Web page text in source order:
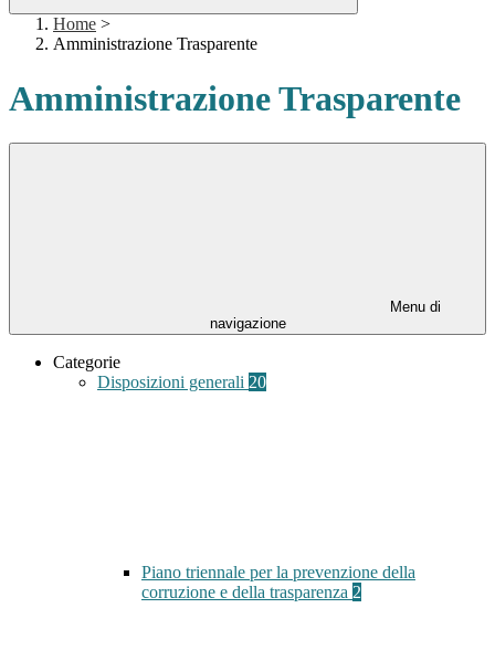
Home >
Amministrazione Trasparente
Amministrazione Trasparente
Menu di
navigazione
Categorie
Disposizioni generali 20
Piano triennale per la prevenzione della
corruzione e della trasparenza 2